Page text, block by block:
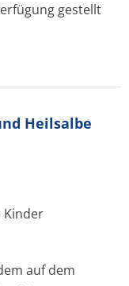
gestellt
Heilsalbe
Kinder
auf dem